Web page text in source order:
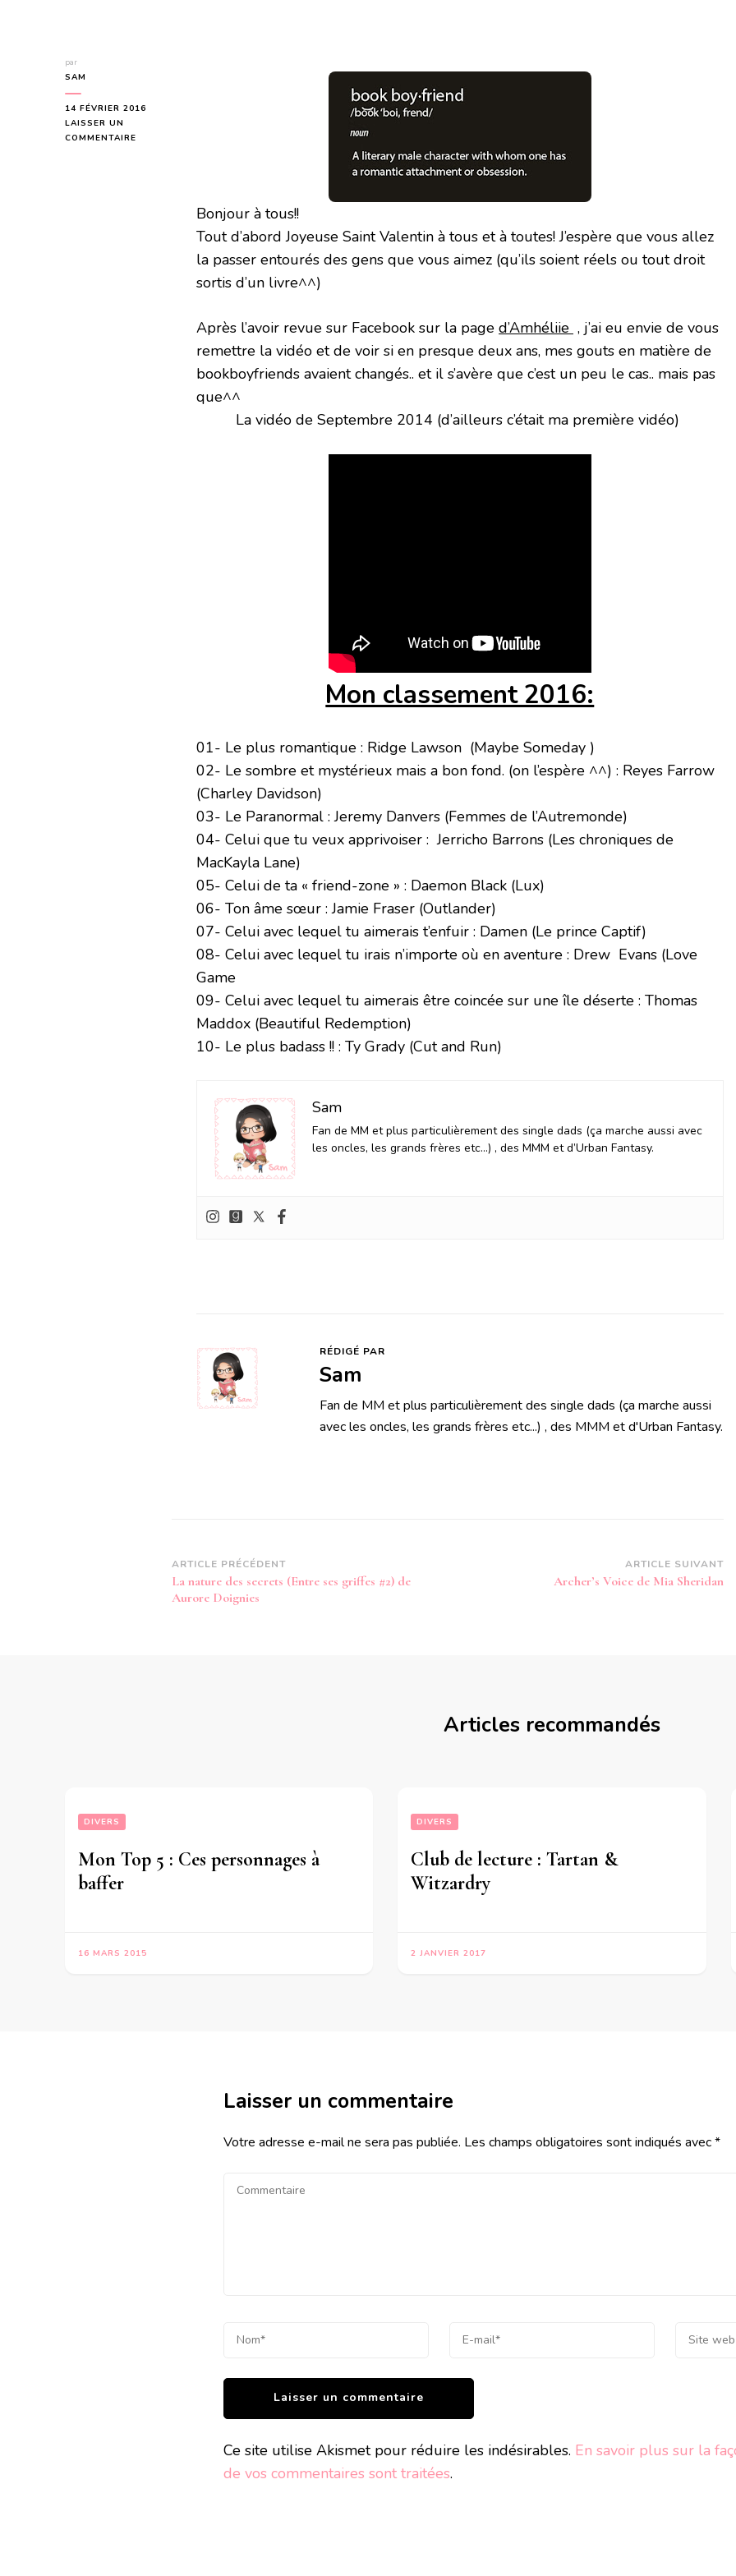
par
SAM
14 FÉVRIER 2016
LAISSER UN
COMMENTAIRE
Bonjour à tous!!
Tout d’abord Joyeuse Saint Valentin à tous et à toutes! J’espère que vous allez
la passer entourés des gens que vous aimez (qu’ils soient réels ou tout droit
sortis d’un livre^^)
Après l’avoir revue sur Facebook sur la page d’Amhéliie , j’ai eu envie de vous
remettre la vidéo et de voir si en presque deux ans, mes gouts en matière de
bookboyfriends avaient changés.. et il s’avère que c’est un peu le cas.. mais pas
que^^
La vidéo de Septembre 2014 (d’ailleurs c’était ma première vidéo)
Mon classement 2016:
01- Le plus romantique : Ridge Lawson (Maybe Someday )
02- Le sombre et mystérieux mais a bon fond. (on l’espère ^^) : Reyes Farrow
(Charley Davidson)
03- Le Paranormal : Jeremy Danvers (Femmes de l’Autremonde)
04- Celui que tu veux apprivoiser : Jerricho Barrons (Les chroniques de
MacKayla Lane)
05- Celui de ta « friend-zone » : Daemon Black (Lux)
06- Ton âme sœur : Jamie Fraser (Outlander)
07- Celui avec lequel tu aimerais t’enfuir : Damen (Le prince Captif)
08- Celui avec lequel tu irais n’importe où en aventure : Drew Evans (Love
Game
09- Celui avec lequel tu aimerais être coincée sur une île déserte : Thomas
Maddox (Beautiful Redemption)
10- Le plus badass !! : Ty Grady (Cut and Run)
Sam
Fan de MM et plus particulièrement des single dads (ça marche aussi avec
les oncles, les grands frères etc…) , des MMM et d’Urban Fantasy.
RÉDIGÉ PAR
Sam
Fan de MM et plus particulièrement des single dads (ça marche aussi
avec les oncles, les grands frères etc...) , des MMM et d'Urban Fantasy.
Navigation
d’article
ARTICLE PRÉCÉDENT
La nature des secrets (Entre ses griffes #2) de
Aurore Doignies
ARTICLE SUIVANT
Archer’s Voice de Mia Sheridan
Articles recommandés
DIVERS
Mon Top 5 : Ces personnages à
baffer
16 MARS 2015
DIVERS
Club de lecture : Tartan &
Witzardry
2 JANVIER 2017
Laisser un commentaire
Votre adresse e-mail ne sera pas publiée. Les champs obligatoires sont indiqués avec*
Ce site utilise Akismet pour réduire les indésirables. En savoir plus sur la
de vos commentaires sont traitées.